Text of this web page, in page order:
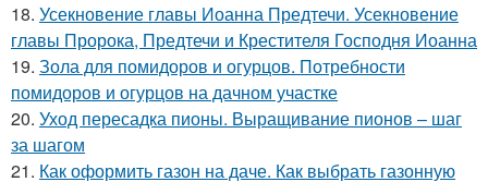
18. Усекновение главы Иоанна Предтечи. Усекновение
главы Пророка, Предтечи и Крестителя Господня Иоанна
19. Зола для помидоров и огурцов. Потребности
помидоров и огурцов на дачном участке
20. Уход пересадка пионы. Выращивание пионов – шаг
за шагом
21. Как оформить газон на даче. Как выбрать газонную